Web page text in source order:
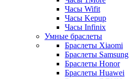
Часы Wifit
Часы Kepup
Часы Infinix
Умные браслеты
Браслеты Xiaomi
Браслеты Samsung
Браслеты Honor
Браслеты Huawei